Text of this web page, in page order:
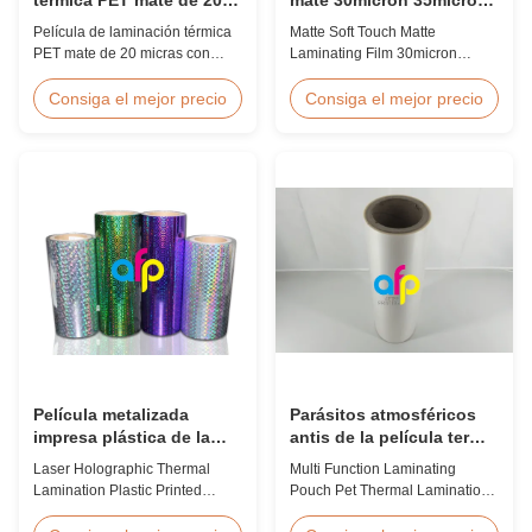
micrones a prueba de
humedad EVA
Película de laminación térmica
PET mate de 20 micras con
protección a prueba de
humedad, adecuada para
Consiga el mejor precio
para el consumo de
envases de lujo
Matte Soft Touch Matte
Laminating Film 30micron
Consumption Fingerprint Free
Soft Touch Matte Laminating
free laminate is specifically
engineered for luxury packaging
Consiga el mejor precio
Película metalizada
impresa plástica de la
laminación termal
olográfica del laser para
regalo
Laser Holographic Thermal
Lamination Plastic Printed
Parásitos atmosféricos
antis de la película termal
de la laminación del
animal doméstico de la
laminan multi
Multi Function Laminating
Pouch Pet Thermal Lamination